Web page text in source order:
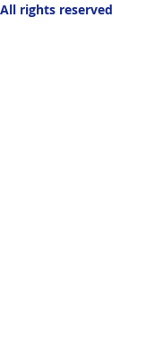
rights reserved